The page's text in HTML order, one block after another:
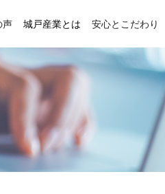
声 城戸産業とは 安心とこだわり